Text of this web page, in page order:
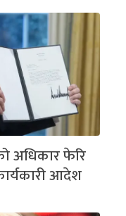
अधिकार फेरि
आदेश